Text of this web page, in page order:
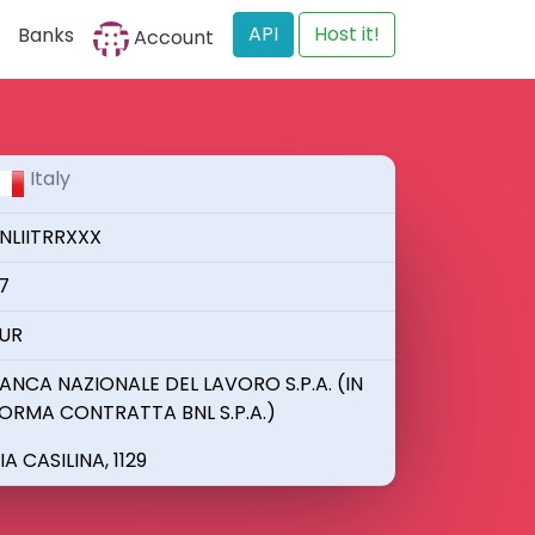
Banks Account API Host it!
Italy
NAZIONALE DEL LAVORO S.P.A. (IN
CONTRATTA BNL S.P.A.)
CASILINA, 1129